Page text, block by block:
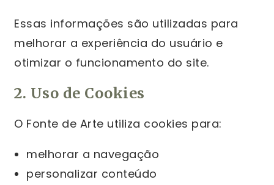
Essas informações são utilizadas para
melhorar a experiência do usuário e
otimizar o funcionamento do site.
2. Uso de Cookies
O Fonte de Arte utiliza cookies para:
melhorar a navegação
personalizar conteúdo